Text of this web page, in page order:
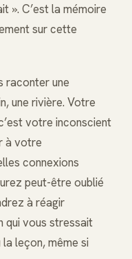
». C’est la mémoire
sur cette
raconter une
une rivière. Votre
votre inconscient
à votre
connexions
peut-être oublié
à réagir
qui vous stressait
leçon, même si